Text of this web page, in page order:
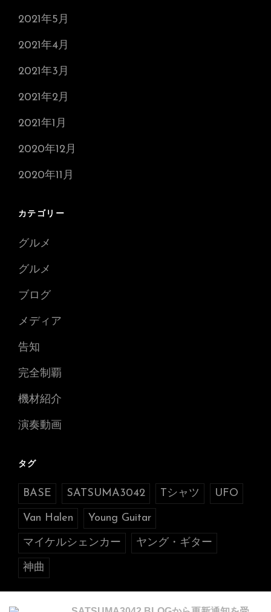
2021年5月
2021年4月
2021年3月
2021年2月
2021年1月
2020年12月
2020年11月
カテゴリー
グルメ
グルメ
ブログ
メディア
告知
完全制覇
機材紹介
演奏動画
タグ
BASE SATSUMA3042 Tシャツ UFO
Van Halen Young Guitar
マイケルシェンカー ヤング・ギター
神曲